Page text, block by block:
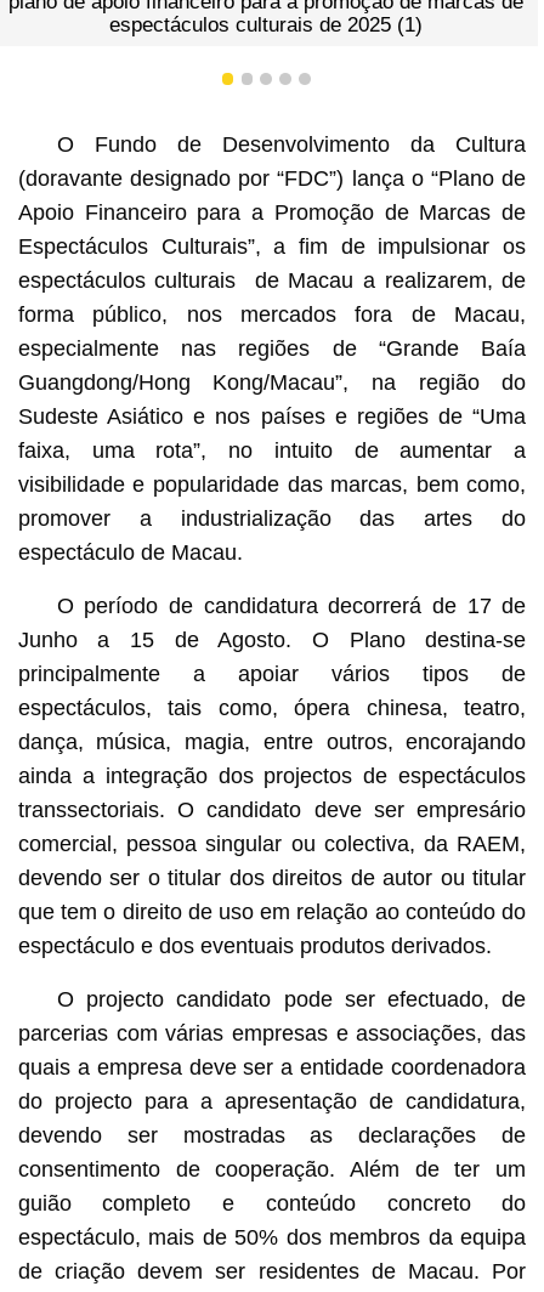
culturais de 2025 (1)
1 2 3 4 5
O Fundo de Desenvolvimento da Cultura
(doravante designado por “FDC”) lança o “Plano de
Apoio Financeiro para a Promoção de Marcas de
Espectáculos Culturais”, a fim de impulsionar os
espectáculos culturais de Macau a realizarem, de
forma público, nos mercados fora de Macau,
especialmente nas regiões de “Grande Baía
Guangdong/Hong Kong/Macau”, na região do
Sudeste Asiático e nos países e regiões de “Uma
faixa, uma rota”, no intuito de aumentar a
visibilidade e popularidade das marcas, bem como,
promover a industrialização das artes do
espectáculo de Macau.
O período de candidatura decorrerá de 17 de
Junho a 15 de Agosto. O Plano destina-se
principalmente a apoiar vários tipos de
espectáculos, tais como, ópera chinesa, teatro,
dança, música, magia, entre outros, encorajando
ainda a integração dos projectos de espectáculos
transsectoriais. O candidato deve ser empresário
comercial, pessoa singular ou colectiva, da RAEM,
devendo ser o titular dos direitos de autor ou titular
que tem o direito de uso em relação ao conteúdo do
espectáculo e dos eventuais produtos derivados.
O projecto candidato pode ser efectuado, de
parcerias com várias empresas e associações, das
quais a empresa deve ser a entidade coordenadora
do projecto para a apresentação de candidatura,
devendo ser mostradas as declarações de
consentimento de cooperação. Além de ter um
guião completo e conteúdo concreto do
espectáculo, mais de 50% dos membros da equipa
de criação devem ser residentes de Macau. Por